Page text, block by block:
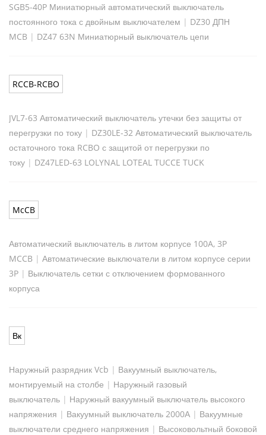
SGB5-40P Миниатюрный автоматический выключатель
постоянного тока с двойным выключателем | DZ30 ДПН
MCB | DZ47 63N Миниатюрный выключатель цепи
RCCB-RCBO
JVL7-63 Автоматический выключатель утечки без защиты от
перегрузки по току | DZ30LE-32 Автоматический выключатель
остаточного тока RCBO с защитой от перегрузки по
току | DZ47LED-63 LOLYNAL LOTEAL TUCCE TUCK
McCB
Автоматический выключатель в литом корпусе 100A, 3P
MCCB | Автоматические выключатели в литом корпусе серии
3P | Выключатель сетки с отключением формованного
корпуса
Вк
Наружный разрядник Vcb | Вакуумный выключатель,
монтируемый на столбе | Наружный газовый
выключатель | Наружный вакуумный выключатель высокого
напряжения | Вакуумный выключатель 2000А | Вакуумные
выключатели среднего напряжения | Высоковольтный боковой